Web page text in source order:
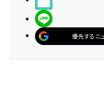
優先するニ